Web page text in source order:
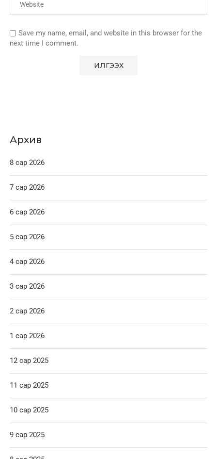
Save my name, email, and website in this browser for the
next time I comment.
Архив
8 сар 2026
7 сар 2026
6 сар 2026
5 сар 2026
4 сар 2026
3 сар 2026
2 сар 2026
1 сар 2026
12 сар 2025
11 сар 2025
10 сар 2025
9 сар 2025